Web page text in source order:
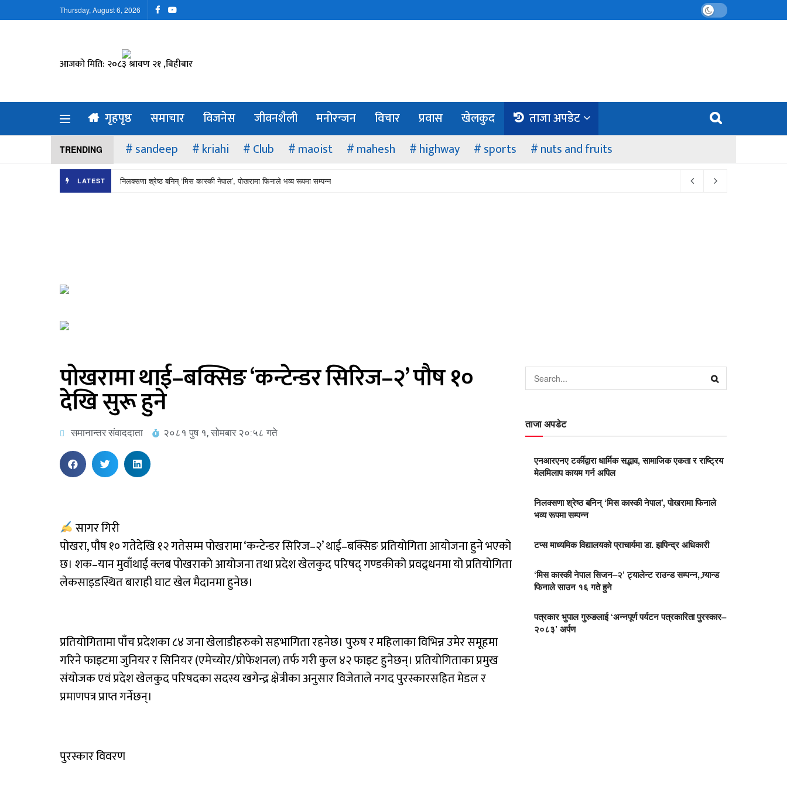
Thursday, August 6, 2026
आजको मिति: २०८३ श्रावण २१ ,बिहीबार
गृहपृष्ठ समाचार विजनेस जीवनशैली मनोरन्जन विचार प्रवास खेलकुद ताजा अपडेट
TRENDING sandeep kriahi Club maoist mahesh highway sports nuts and fruits
LATEST निलक्सणा श्रेष्ठ बनिन् ‘मिस कास्की नेपाल’, पोखरामा फिनाले भव्य रूपमा सम्पन्न
पोखरामा थाई–बक्सिङ ‘कन्टेन्डर सिरिज–२’ पौष १०
देखि सुरू हुने
समानान्तर संवाददाता २०८१ पुष १, सोमबार २०:५८ गते
सागर गिरी
पोखरा, पौष १० गतेदेखि १२ गतेसम्म पोखरामा ‘कन्टेन्डर सिरिज–२’ थाई–बक्सिङ प्रतियोगिता आयोजना हुने भएको
छ। शक–यान मुवाँथाई क्लब पोखराको आयोजना तथा प्रदेश खेलकुद परिषद् गण्डकीको प्रवद्र्धनमा यो प्रतियोगिता
लेकसाइडस्थित बाराही घाट खेल मैदानमा हुनेछ।
प्रतियोगितामा पाँच प्रदेशका ८४ जना खेलाडीहरुको सहभागिता रहनेछ। पुरुष र महिलाका विभिन्न उमेर समूहमा
गरिने फाइटमा जुनियर र सिनियर (एमेच्योर/प्रोफेशनल) तर्फ गरी कुल ४२ फाइट हुनेछन्। प्रतियोगिताका प्रमुख
संयोजक एवं प्रदेश खेलकुद परिषदका सदस्य खगेन्द्र क्षेत्रीका अनुसार विजेताले नगद पुरस्कारसहित मेडल र
प्रमाणपत्र प्राप्त गर्नेछन्।
पुरस्कार विवरण
ताजा अपडेट
एनआरएनए टर्कीद्वारा धार्मिक सद्भाव, सामाजिक एकता र राष्ट्रिय
मेलमिलाप कायम गर्न अपिल
निलक्सणा श्रेष्ठ बनिन् ‘मिस कास्की नेपाल’, पोखरामा फिनाले
भव्य रूपमा सम्पन्न
टप्स माध्यमिक विद्यालयको प्राचार्यमा डा. झपिन्द्र अधिकारी
‘मिस कास्की नेपाल सिजन–२’ ट्यालेन्ट राउन्ड सम्पन्न, ग्र्यान्ड
फिनाले साउन १६ गते हुने
पत्रकार भुपाल गुरुङलाई ‘अन्नपूर्ण पर्यटन पत्रकारिता पुरस्कार–
२०८३’ अर्पण